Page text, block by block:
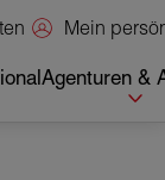
Mein
Agenturen &